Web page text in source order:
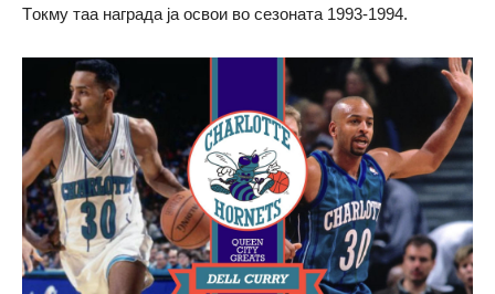
Tокму таа награда ја освои во сезоната 1993-1994.